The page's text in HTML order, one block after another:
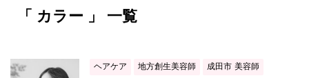
「 カラー 」 一覧
ヘアケア 地方創生美容師 成田市 美容師